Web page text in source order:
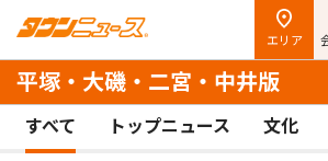
エリア
平塚・大磯・二宮・中井版
すべて トップニュース 文化